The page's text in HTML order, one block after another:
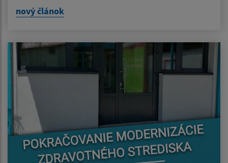
nový článok